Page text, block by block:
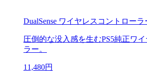
DualSense ワイヤレスコントローラ
圧倒的な没入感を生むPS5純正ワ
ラー。
11,480円